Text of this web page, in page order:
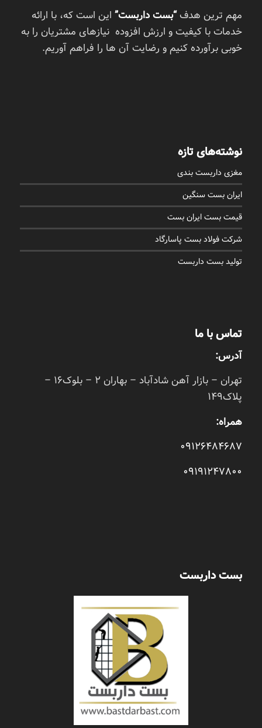
مهم ترین هدف“بست داربست” این است که، با ارائه
خدمات با کیفیت و ارزش افزوده نیازهای مشتریان را به
خوبی برآورده کنیم و رضایت آن ها را فراهم آوریم.
نوشته‌های تازه
مغزی داربست بندی
ایران بست سنگین
قیمت بست ایران بست
شرکت فولاد بست پاسارگاد
تولید بست داربست
تماس با ما
آدرس:
تهران – بازار آهن شادآباد – بهاران 2 – بلوک16 –
پلاک149
همراه:
09126484687
09191247800
بست داربست